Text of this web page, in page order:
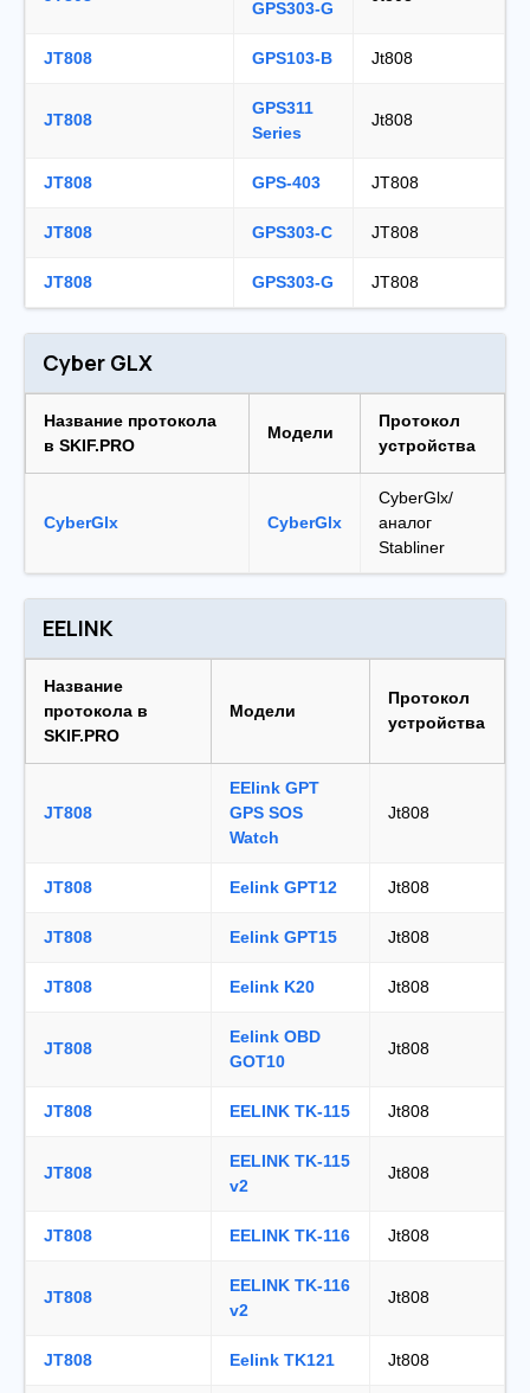
GPS303-G
JT808 GPS103-B Jt808
JT808
GPS311
Series
Jt808
JT808 GPS-403 JT808
JT808 GPS303-C JT808
JT808 GPS303-G JT808
Cyber GLX
Название протокола
в SKIF.PRO
Модели
Протокол
устройства
CyberGlx CyberGlx
CyberGlx/
аналог
Stabliner
EELINK
Название
протокола в
SKIF.PRO
Модели
Протокол
устройства
JT808
EElink GPT
GPS SOS
Watch
Jt808
JT808 Eelink GPT12 Jt808
JT808 Eelink GPT15 Jt808
JT808 Eelink K20 Jt808
JT808
Eelink OBD
GOT10
Jt808
JT808 EELINK TK-115 Jt808
JT808
EELINK TK-115
v2
Jt808
JT808 EELINK TK-116 Jt808
JT808
EELINK TK-116
v2
Jt808
JT808 Eelink TK121 Jt808